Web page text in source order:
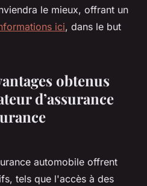
le mieux, offrant un
ici, dans le but
obtenus
d’assurance
automobile offrent
tels que l'accès à des